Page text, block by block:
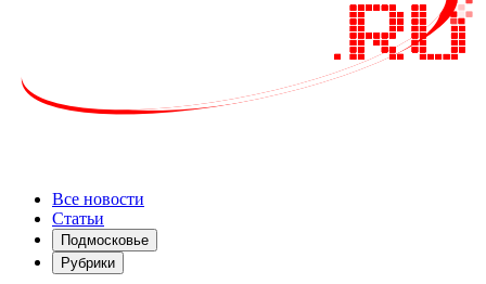
Все новости
Статьи
Подмосковье
Рубрики